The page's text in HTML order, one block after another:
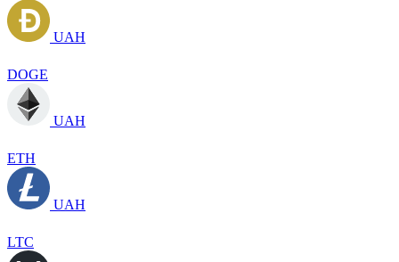
UAH
DOGE
UAH
ETH
UAH
LTC